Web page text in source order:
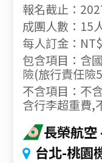
報名截止：
成團人數：15
每人訂金：
包含項目：含
險(旅行責任險
不含項目：不
含行李超重費,
長榮航空
台北-桃園